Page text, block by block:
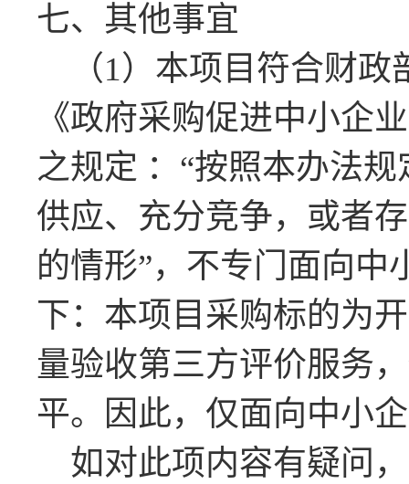
七、 其他事宜
（1） 本项目符合财政
《政府采购促进中小企
之规定 ： “按照本办法
供应、充分竞争，或者
的情形”，不专门面向中
下：本项目采购标的为
量验收第三方评价服务
平。因此，仅面向中小
如对此项内容有疑问